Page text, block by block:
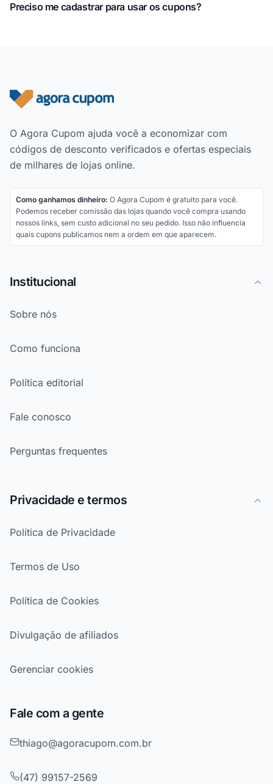
Preciso me cadastrar para usar os cupons?
Rodapé do site
O Agora Cupom ajuda você a economizar com
códigos de desconto verificados e ofertas especiais
de milhares de lojas online.
Como ganhamos dinheiro: O Agora Cupom é gratuito para você.
Podemos receber comissão das lojas quando você compra usando
nossos links, sem custo adicional no seu pedido. Isso não influencia
quais cupons publicamos nem a ordem em que aparecem.
Institucional
Sobre nós
Como funciona
Política editorial
Fale conosco
Perguntas frequentes
Privacidade e termos
Política de Privacidade
Termos de Uso
Política de Cookies
Divulgação de afiliados
Gerenciar cookies
Fale com a gente
thiago@agoracupom.com.br
(47) 99157-2569